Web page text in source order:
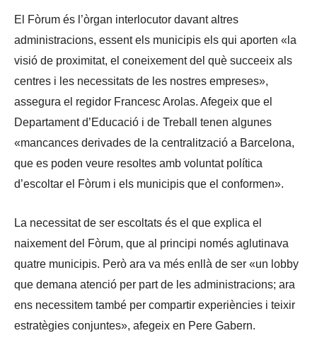
El Fòrum és l’òrgan interlocutor davant altres
administracions, essent els municipis els qui aporten «la
visió de proximitat, el coneixement del què succeeix als
centres i les necessitats de les nostres empreses»,
assegura el regidor Francesc Arolas. Afegeix que el
Departament d’Educació i de Treball tenen algunes
«mancances derivades de la centralització a Barcelona,
que es poden veure resoltes amb voluntat política
d’escoltar el Fòrum i els municipis que el conformen».
La necessitat de ser escoltats és el que explica el
naixement del Fòrum, que al principi només aglutinava
quatre municipis. Però ara va més enllà de ser «un lobby
que demana atenció per part de les administracions; ara
ens necessitem també per compartir experiències i teixir
estratègies conjuntes», afegeix en Pere Gabern.